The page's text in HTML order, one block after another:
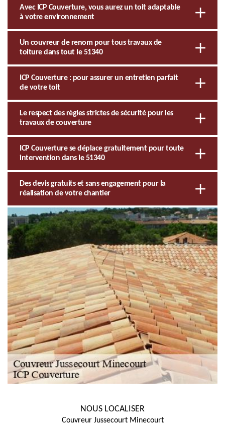
Avec ICP Couverture, vous aurez un toit adaptable
à votre environnement
Un couvreur de renom pour tous travaux de
toiture dans tout le 51340
ICP Couverture : pour assurer un entretien parfait
de votre toit
Le respect des règles strictes de sécurité pour les
travaux de couverture
ICP Couverture se déplace gratuitement pour toute
intervention dans le 51340
Des devis gratuits et sans engagement pour la
réalisation de votre chantier
NOUS LOCALISER
Couvreur Jussecourt Minecourt